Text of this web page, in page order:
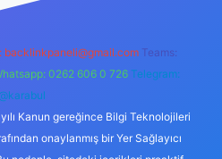
backlinkpaneli@gmail.com Teams:
0262 606 0 726 Telegram:
Kanun gereğince Bilgi Teknolojileri
onaylanmış bir Yer Sağlayıcı